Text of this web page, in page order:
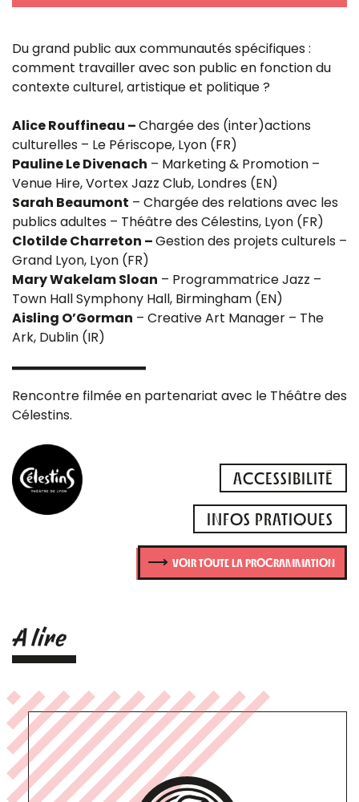
Du grand public aux communautés spécifiques :
comment travailler avec son public en fonction du
contexte culturel, artistique et politique ?
Alice Rouffineau –Chargée des (inter)actions
culturelles – Le Périscope, Lyon (FR)
Pauline Le Divenach – Marketing & Promotion –
Venue Hire, Vortex Jazz Club, Londres (EN)
Sarah Beaumont – Chargée des relations avec les
publics adultes – Théâtre des Célestins, Lyon (FR)
Clotilde Charreton –Gestion des projets culturels –
Grand Lyon, Lyon (FR)
Mary Wakelam Sloan – Programmatrice Jazz –
Town Hall Symphony Hall, Birmingham (EN)
Aisling O’Gorman – Creative Art Manager – The
Ark, Dublin (IR)
Rencontre filmée en partenariat avec le Théâtre des
Célestins.
ACCESSIBILITÉ
INFOS PRATIQUES
VOIR TOUTE LA PROGRAMMATION
A lire